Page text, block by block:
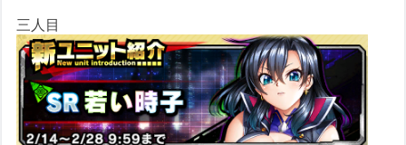
三人目